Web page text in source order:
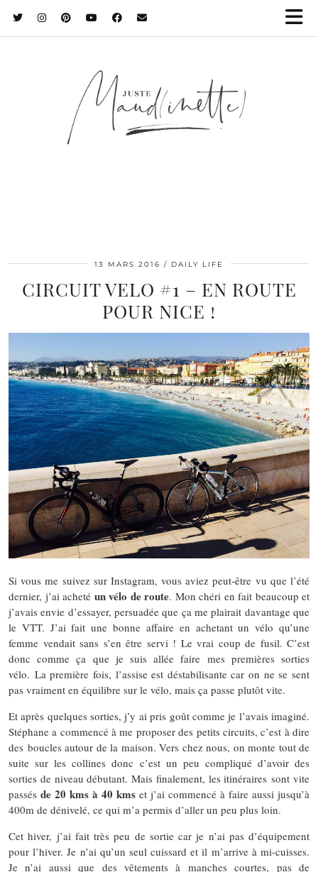
13 MARS 2016 DAILY LIFE
CIRCUIT VELO #1 – EN ROUTE
POUR NICE !
Si vous me suivez sur Instagram, vous aviez peut-être vu que l’été
dernier, j’ai acheté un vélo de route. Mon chéri en fait beaucoup et
j’avais envie d’essayer, persuadée que ça me plairait davantage que
le VTT. J’ai fait une bonne affaire en achetant un vélo qu’une
femme vendait sans s’en être servi ! Le vrai coup de fusil. C’est
donc comme ça que je suis allée faire mes premières sorties
vélo. La première fois, l’assise est déstabilisante car on ne se sent
pas vraiment en équilibre sur le vélo, mais ça passe plutôt vite.
Et après quelques sorties, j’y ai pris goût comme je l’avais imaginé.
Stéphane a commencé à me proposer des petits circuits, c’est à dire
des boucles autour de la maison. Vers chez nous, on monte tout de
suite sur les collines donc c’est un peu compliqué d’avoir des
sorties de niveau débutant. Mais finalement, les itinéraires sont vite
passés de 20 kms à 40 kms et j’ai commencé à faire aussi jusqu’à
400m de dénivelé, ce qui m’a permis d’aller un peu plus loin.
Cet hiver, j’ai fait très peu de sortie car je n’ai pas d’équipement
pour l’hiver. Je n’ai qu’un seul cuissard et il m’arrive à mi-cuisses.
Je n’ai aussi que des vêtements à manches courtes, pas de